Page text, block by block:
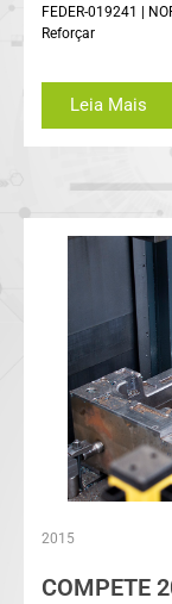
FEDER-019241 |
Reforçar
Leia Mais
2015
COMPETE